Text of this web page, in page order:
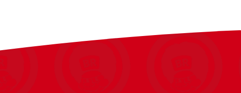
Mål (emballage): H: 40,8 x B: 60,8 x D: 32,8 cm